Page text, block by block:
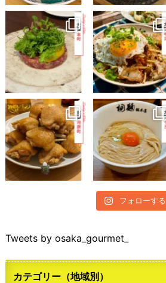
フォローする
Tweets by osaka_gourmet_
カテゴリー（地域別）